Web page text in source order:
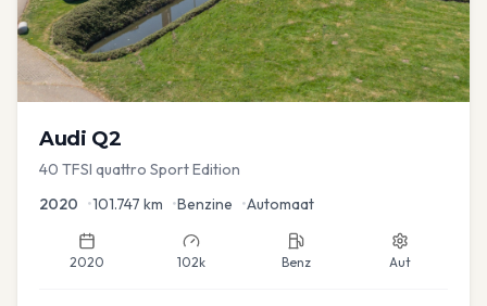
Audi Q2
40 TFSI quattro Sport Edition
2020 •101.747 km •Benzine •Automaat
2020 102k Benz Aut